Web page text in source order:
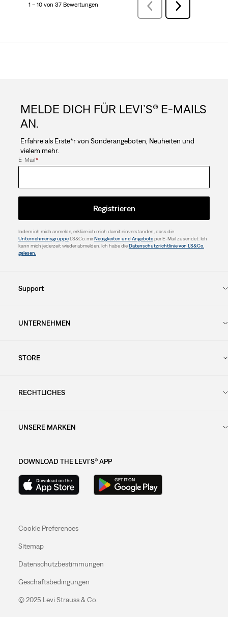
1 – 10 von 37 Bewertungen ZurückBewertungen
Weiter
Bewertungen
MELDE DICH FÜR LEVI’S® E-MAILS
AN.
Erfahre als Erste*r von Sonderangeboten, Neuheiten und
vielem mehr.
E-Mail*
Registrieren
Indem ich mich anmelde, erkläre ich mich damit einverstanden, dass die
UnternehmensgruppeLS&Co. mirNeuigkeiten und Angeboteper E-Mail zusendet. Ich
kann mich jederzeit wieder abmelden. Ich habe dieDatenschutzrichtlinie von LS&Co.
gelesen.
Support
UNTERNEHMEN
STORE
RECHTLICHES
UNSERE MARKEN
DOWNLOAD THE LEVI'S® APP
Cookie Preferences
Sitemap
Datenschutzbestimmungen
Geschäftsbedingungen
© 2025 Levi Strauss & Co.